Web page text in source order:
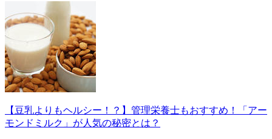
【豆乳よりもヘルシー！？】管理栄養士もおすすめ！「アー
モンドミルク」が人気の秘密とは？